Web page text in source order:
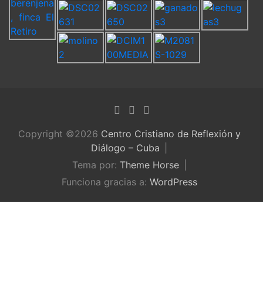
Copyright ©2026 Centro Cristiano de Reflexión y
Diálogo – Cuba
Tema por: Theme Horse
Funciona gracias a: WordPress